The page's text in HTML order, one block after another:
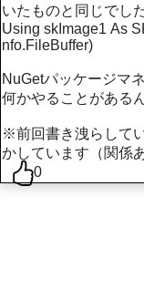
いたものと同じでした
Using skImage1 As
nfo.FileBuffer)
NuGetパッケージマ
何かやることがある
※前回書き洩らして
かしています（関係
0